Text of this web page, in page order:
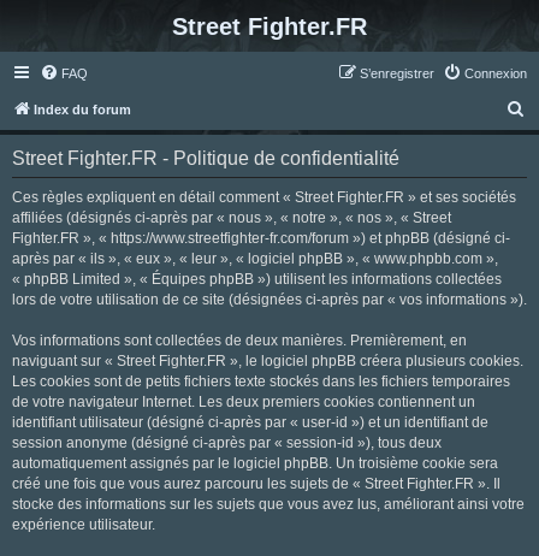
Street Fighter.FR
FAQ Connexion
S’enregistrer
Index du forum
e
Street Fighter.FR - Politique de confidentialité
Ces règles expliquent en détail comment « Street Fighter.FR » et ses sociétés
affiliées (désignés ci-après par « nous », « notre », « nos », « Street
Fighter.FR », « https://www.streetfighter-fr.com/forum ») et phpBB (désigné ci-
après par « ils », « eux », « leur », « logiciel phpBB », « www.phpbb.com »,
« phpBB Limited », « Équipes phpBB ») utilisent les informations collectées
lors de votre utilisation de ce site (désignées ci-après par « vos informations »).
Vos informations sont collectées de deux manières. Premièrement, en
naviguant sur « Street Fighter.FR », le logiciel phpBB créera plusieurs cookies.
Les cookies sont de petits fichiers texte stockés dans les fichiers temporaires
de votre navigateur Internet. Les deux premiers cookies contiennent un
identifiant utilisateur (désigné ci-après par « user-id ») et un identifiant de
session anonyme (désigné ci-après par « session-id »), tous deux
automatiquement assignés par le logiciel phpBB. Un troisième cookie sera
créé une fois que vous aurez parcouru les sujets de « Street Fighter.FR ». Il
stocke des informations sur les sujets que vous avez lus, améliorant ainsi votre
expérience utilisateur.